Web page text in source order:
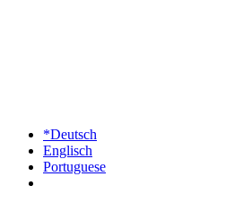
*Deutsch
Englisch
Portuguese